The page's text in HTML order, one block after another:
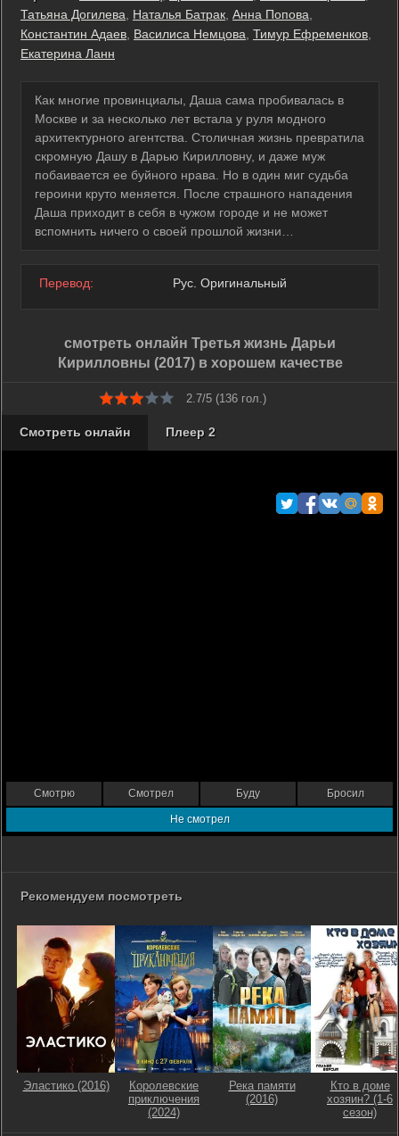
Татьяна Догилева
Наталья Батрак Анна Попова
Константин Адаев Василиса Немцова Тимур Ефременков
Екатерина Ланн
Как многие провинциалы, Даша сама пробивалась в
Москве и за несколько лет встала у руля модного
архитектурного агентства. Столичная жизнь превратила
скромную Дашу в Дарью Кирилловну, и даже муж
побаивается ее буйного нрава. Но в один миг судьба
героини круто меняется. После страшного нападения
Даша приходит в себя в чужом городе и не может
вспомнить ничего о своей прошлой жизни…
Перевод: Рус. Оригинальный
смотреть онлайн Третья жизнь Дарьи
Кирилловны (2017) в хорошем качестве
2.7/5 (136гол.)
Смотреть онлайн Плеер 2
Смотрю Смотрел Буду Бросил
Не смотрел
Рекомендуем посмотреть
Эластико (2016)
Королевские
приключения
(2024)
Река памяти
(2016)
Кто в доме
хозяин? (1-6
сезон)